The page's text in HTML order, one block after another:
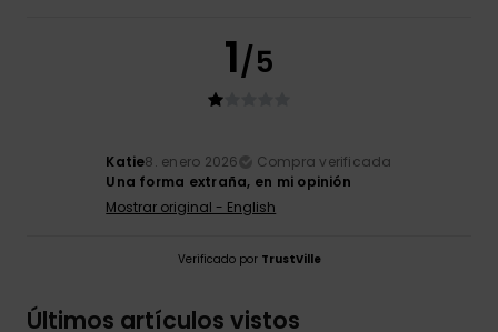
1/5
Katie8. enero 2026
Compra verificada
Una forma extraña, en mi opinión
Mostrar original - English
Verificado por TrustVille
Últimos artículos vistos